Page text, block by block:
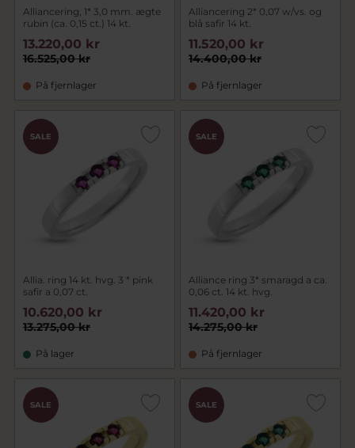
Alliancering, 1* 3,0 mm. ægte
rubin (ca. 0,15 ct.) 14 kt.
16.525,00 kr
13.220,00 kr
På fjernlager
Alliancering 2* 0,07 w/vs. og
blå safir 14 kt.
14.400,00 kr
11.520,00 kr
På fjernlager
SALE
Allia. ring 14 kt. hvg. 3 * pink
safir a 0,07 ct.
13.275,00 kr
10.620,00 kr
På lager
SALE
Alliance ring 3* smaragd a ca.
0,06 ct. 14 kt. hvg.
14.275,00 kr
11.420,00 kr
På fjernlager
SALE SALE